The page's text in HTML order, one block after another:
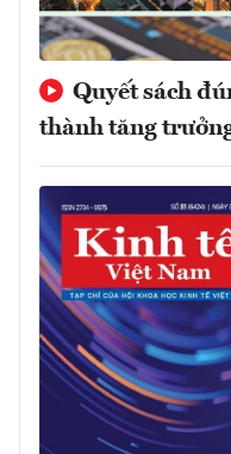
Quyết sách
thành tăng